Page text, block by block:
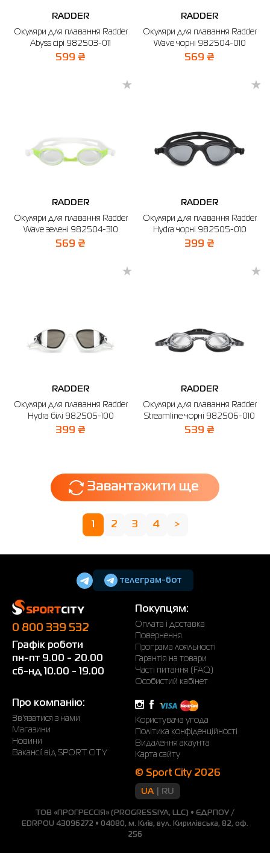
RADDER
Окуляри для плавання Radder
Abyss сірі 982503-011
599 ₴
RADDER
Окуляри для плавання Radder
Wave чорні 982504-010
569 ₴
RADDER
Окуляри для плавання Radder
Wave зелені 982504-310
569 ₴
RADDER
Окуляри для плавання Radder
Hydra чорні 982505-010
399 ₴
RADDER
Окуляри для плавання Radder
Hydra білі 982505-100
399 ₴
RADDER
Окуляри для плавання Radder
Streamline чорні 982506-010
539 ₴
Завантажити ще
2 3 4 >
телеграм-бот
0 800 339 532
Графік роботи
пн-пт 9.00 - 20.00
сб-нд 10.00 - 19.00
Покупцям:
Оплата і доставка
Повернення
Програма лояльності
Гарантія на товари
Часті питання (FAQ)
Особистий кабінет
Про компанію:
Зв'язатися з нами
Магазини
Новини
Вакансії від SPORT CITY
Користувача угода
Політика конфіденційності
Видалення акаунта
Карта сайту
© Sport City 2026
UA RU
ТОВ «ПРОГРЕССІЯ» (PROGRESSIYA, LLC) • ЄДРПОУ /
EDRPOU 43096272 • 04080, м. Київ, вул. Кирилівська, 82, оф.
256